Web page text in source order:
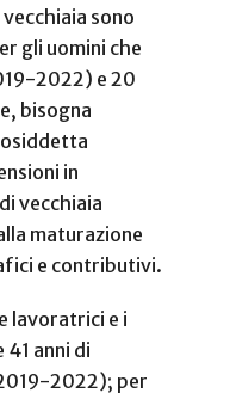
sono
gli uomini che
2022) e 20
bisogna
in
vecchiaia
maturazione
e contributivi.
lavoratrici e i
anni di
2022); per